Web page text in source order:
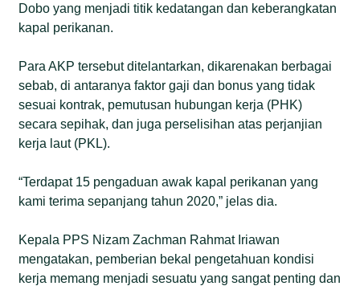
Dobo yang menjadi titik kedatangan dan keberangkatan
kapal perikanan.
Para AKP tersebut ditelantarkan, dikarenakan berbagai
sebab, di antaranya faktor gaji dan bonus yang tidak
sesuai kontrak, pemutusan hubungan kerja (PHK)
secara sepihak, dan juga perselisihan atas perjanjian
kerja laut (PKL).
“Terdapat 15 pengaduan awak kapal perikanan yang
kami terima sepanjang tahun 2020,” jelas dia.
Kepala PPS Nizam Zachman Rahmat Iriawan
mengatakan, pemberian bekal pengetahuan kondisi
kerja memang menjadi sesuatu yang sangat penting dan